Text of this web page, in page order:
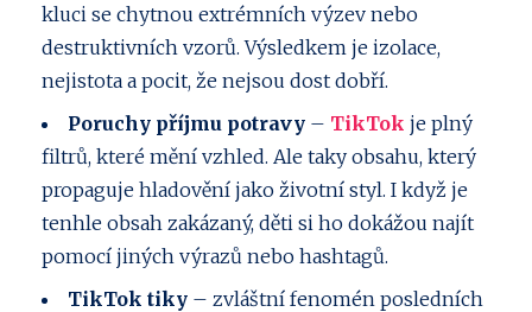
kluci se chytnou extrémních výzev nebo
destruktivních vzorů. Výsledkem je izolace,
nejistota a pocit, že nejsou dost dobří.
Poruchy příjmu potravy – TikTok je plný
filtrů, které mění vzhled. Ale taky obsahu, který
propaguje hladovění jako životní styl. I když je
tenhle obsah zakázaný, děti si ho dokážou najít
pomocí jiných výrazů nebo hashtagů.
TikTok tiky – zvláštní fenomén posledních